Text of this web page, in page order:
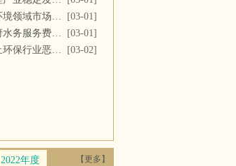
关于进一步加快环境领域市场化改革的议案
[03-01]
关于加强地方政府水务服务费用支付的议案
[03-01]
环境商会关于遏止环保行业恶性竞争的提案
[03-02]
2022年度 2021年度 2020年度
【更多】